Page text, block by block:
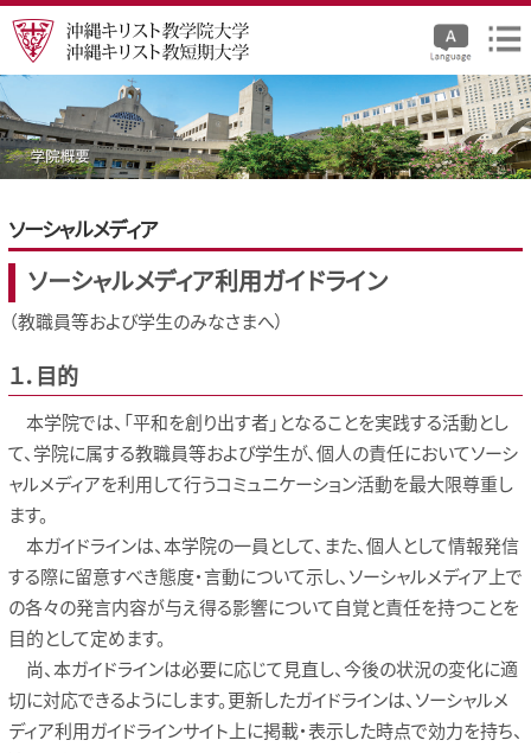
ソーシャルメディア
ソーシャルメディア利用ガイドライン
（教職員等および学生のみなさまへ）
１．目的
本学院では、「平和を創り出す者」となることを実践する活動とし
て、学院に属する教職員等および学生が、個人の責任においてソーシ
ャルメディアを利用して行うコミュニケーション活動を最大限尊重し
ます。
本ガイドラインは、本学院の一員として、また、個人として情報発信
する際に留意すべき態度・言動について示し、ソーシャルメディア上で
の各々の発言内容が与え得る影響について自覚と責任を持つことを
目的として定めます。
尚、本ガイドラインは必要に応じて見直し、今後の状況の変化に適
切に対応できるようにします。更新したガイドラインは、ソーシャルメ
ディア利用ガイドラインサイト上に掲載・表示した時点で効力を持ち、